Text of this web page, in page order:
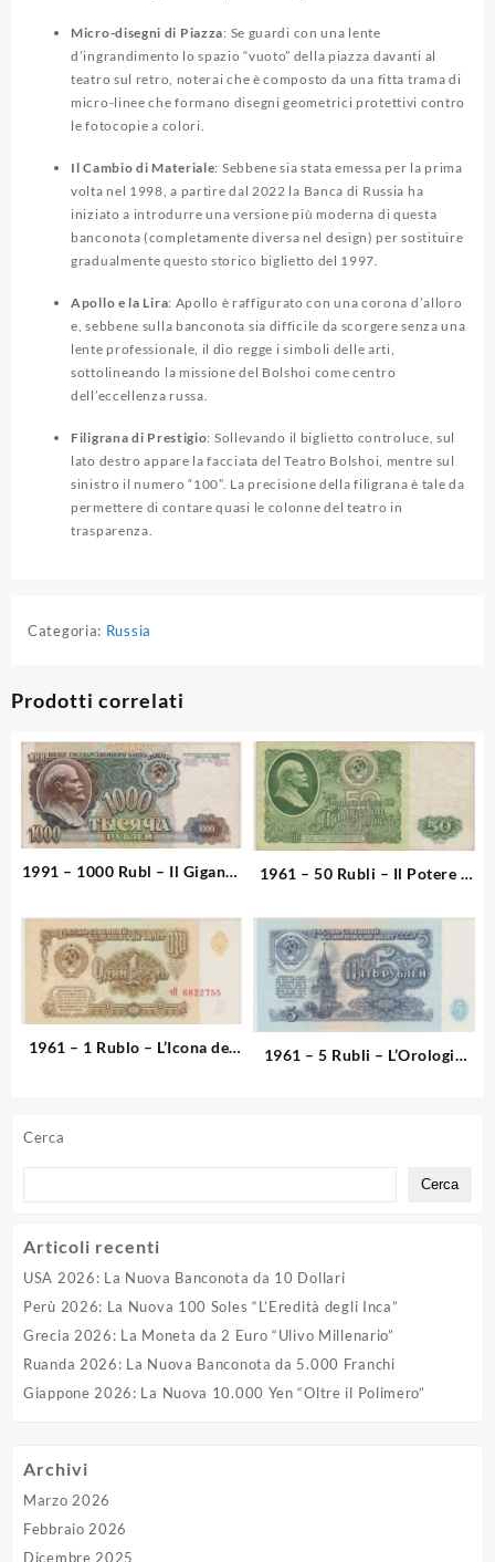
Cerca
Cerca
Articoli recenti
USA 2026: La Nuova Banconota da 10 Dollari
Perù 2026: La Nuova 100 Soles “L’Eredità degli Inca”
Grecia 2026: La Moneta da 2 Euro “Ulivo Millenario”
Ruanda 2026: La Nuova Banconota da 5.000 Franchi
Giappone 2026: La Nuova 10.000 Yen “Oltre il Polimero”
Micro-disegni di Piazza: Se guardi con una lente
d’ingrandimento lo spazio “vuoto” della piazza davanti al
teatro sul retro, noterai che è composto da una fitta trama di
micro-linee che formano disegni geometrici protettivi contro
le fotocopie a colori.
Il Cambio di Materiale: Sebbene sia stata emessa per la prima
volta nel 1998, a partire dal 2022 la Banca di Russia ha
iniziato a introdurre una versione più moderna di questa
banconota (completamente diversa nel design) per sostituire
gradualmente questo storico biglietto del 1997.
Apollo e la Lira: Apollo è raffigurato con una corona d’alloro
e, sebbene sulla banconota sia difficile da scorgere senza una
lente professionale, il dio regge i simboli delle arti,
sottolineando la missione del Bolshoi come centro
dell’eccellenza russa.
Filigrana di Prestigio: Sollevando il biglietto controluce, sul
lato destro appare la facciata del Teatro Bolshoi, mentre sul
sinistro il numero “100”. La precisione della filigrana è tale da
permettere di contare quasi le colonne del teatro in
trasparenza.
Categoria: Russia
Prodotti correlati
1991 – 1000 Rubl – Il Gigante
1961 – 50 Rubli – Il Potere e
1961 – 1 Rublo – L’Icona del
1961 – 5 Rubli – L’Orologio
Archivi
Marzo 2026
Febbraio 2026
Dicembre 2025